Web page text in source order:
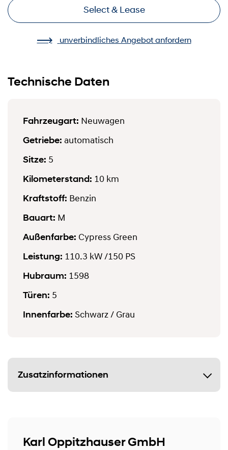
Select & Lease
unverbindliches Angebot anfordern
Technische Daten
Fahrzeugart: Neuwagen
Getriebe: automatisch
Sitze: 5
Kilometerstand: 10 km
Kraftstoff: Benzin
Bauart: M
Außenfarbe: Cypress Green
Leistung: 110.3 kW /150 PS
Hubraum: 1598
Türen: 5
Innenfarbe: Schwarz / Grau
Zusatzinformationen
Karl Oppitzhauser GmbH